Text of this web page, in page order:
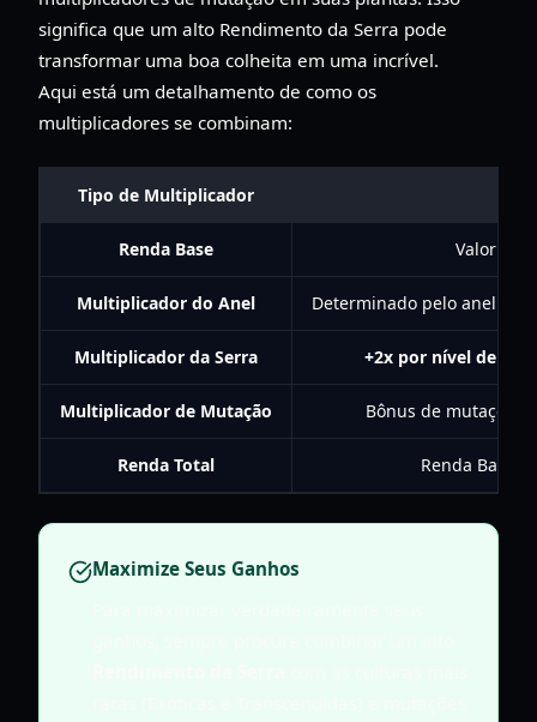
significa que um alto Rendimento da Serra pode
transformar uma boa colheita em uma incrível.
Aqui está um detalhamento de como os
multiplicadores se combinam:
Tipo de Multiplicador
Renda Base Valor
Multiplicador do Anel Determinado pelo anel da
Multiplicador da Serra +2x por nível de
Multiplicador de Mutação Bônus de mutações
Renda Total Renda Base
Maximize Seus Ganhos